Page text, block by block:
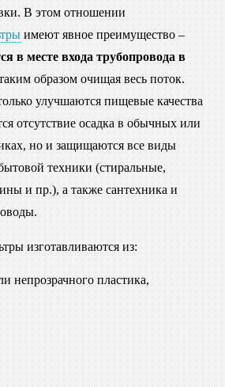
В этом отношении
имеют явное преимущество –
в месте входа трубопровода в
образом очищая весь поток.
улучшаются пищевые качества
отсутствие осадка в обычных или
но и защищаются все виды
техники (стиральные,
и пр.), а также сантехника и
изготавливаются из:
непрозрачного пластика,